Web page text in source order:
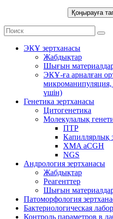
ЭКҰ зертханасы
Жабдықтар
Шығын
ЭКҰ-ға арналған
микроманипуляция,
үшін)
Генетика зертханасы
Цитогенетика
Молекулалық
ПТР
Капиллярлық
XMA aCGH
NGS
Андрология зертханасы
Жабдықтар
Реагенттер
Шығын
Патоморфология
Бактериологическая
Контроль параметров в